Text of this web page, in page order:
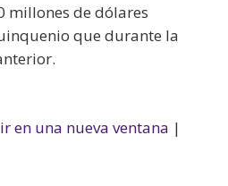
millones de dólares
que durante la
en una nueva ventana |